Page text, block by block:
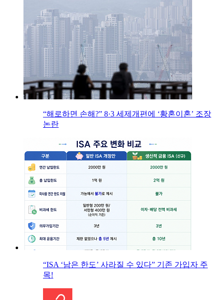
“해로하면 손해?” 8·3 세제개편에 ‘황혼이혼’ 조장
논란
“ISA ‘남은 한도’ 사라질 수 있다” 기존 가입자 주
목!